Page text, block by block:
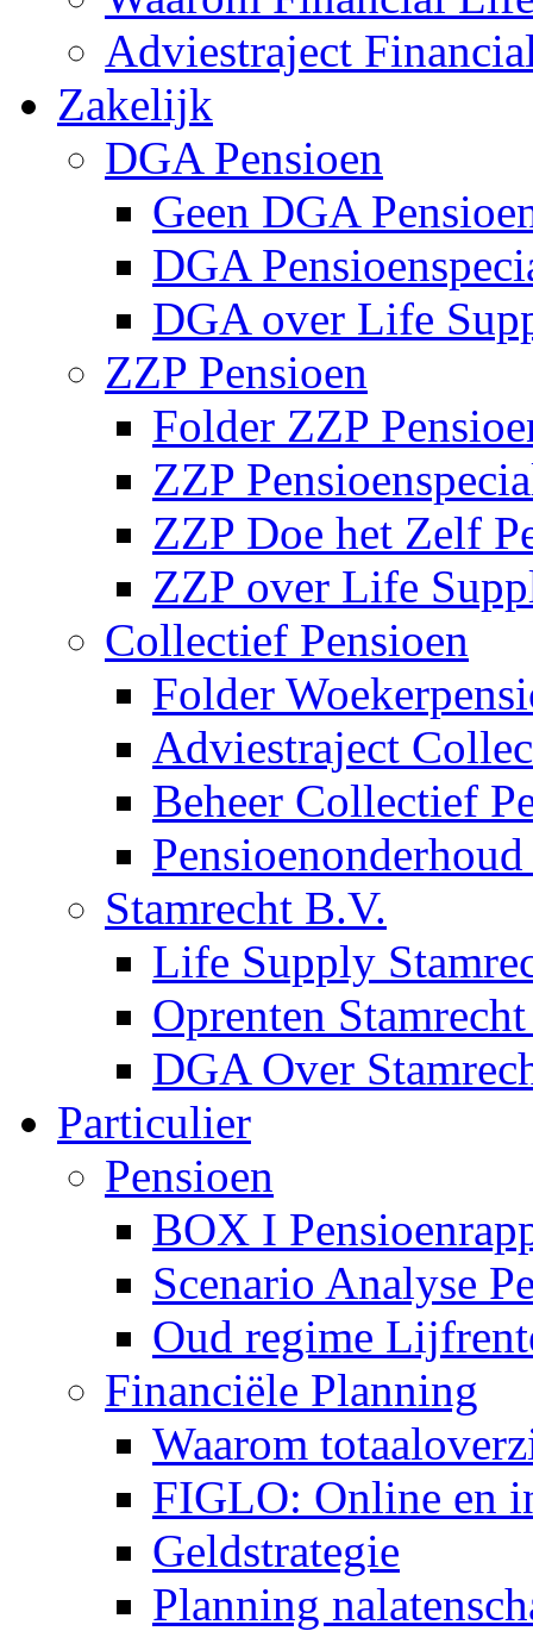
Adviestraject
Zakelijk
DGA Pensioen
Geen DGA
DGA
DGA over Life
ZZP Pensioen
Folder ZZP
ZZP
ZZP Doe het Zelf
ZZP over Life
Collectief Pensioen
Folder
Adviestraject
Beheer Collectief
Stamrecht B.V.
Life Supply
Oprenten
DGA Over
Particulier
Pensioen
BOX I
Scenario Analyse
Oud regime
Financiële Planning
Waarom
FIGLO: Online en
Geldstrategie
Planning